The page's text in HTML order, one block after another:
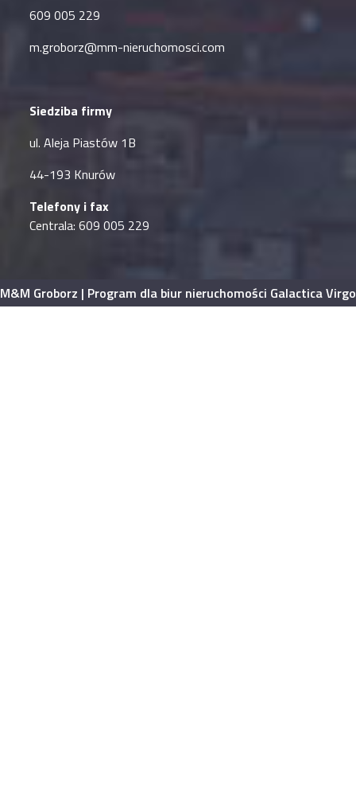
609 005 229
m.groborz@mm-nieruchomosci.com
Siedziba firmy
ul. Aleja Piastów 1B
44-193 Knurów
Telefony i fax
Centrala: 609 005 229
M&M Groborz | Program dla biur nieruchomości Galactica Virgo